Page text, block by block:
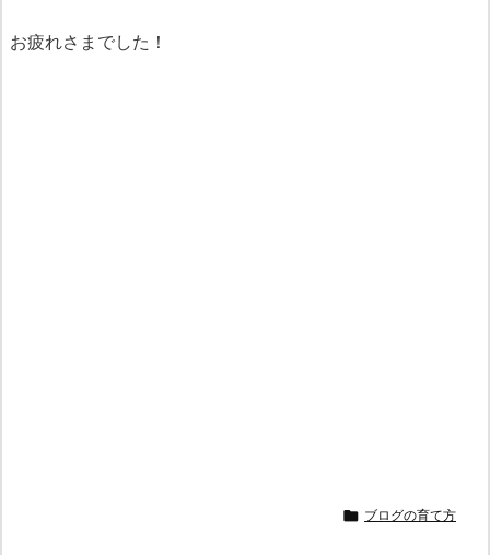
お疲れさまでした！
 ブログの育て方